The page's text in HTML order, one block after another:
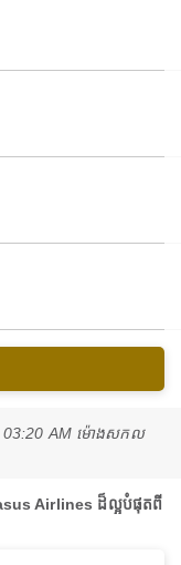
03:20 AM ម៉ោង​សកល
Airlines ដ៏ល្អបំផុតពី